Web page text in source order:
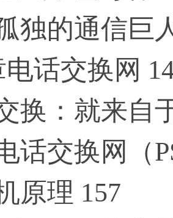
独的通信
话交换网
换：就来自
话交换网（
原理 157